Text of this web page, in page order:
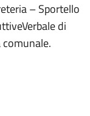
– Sportello
di